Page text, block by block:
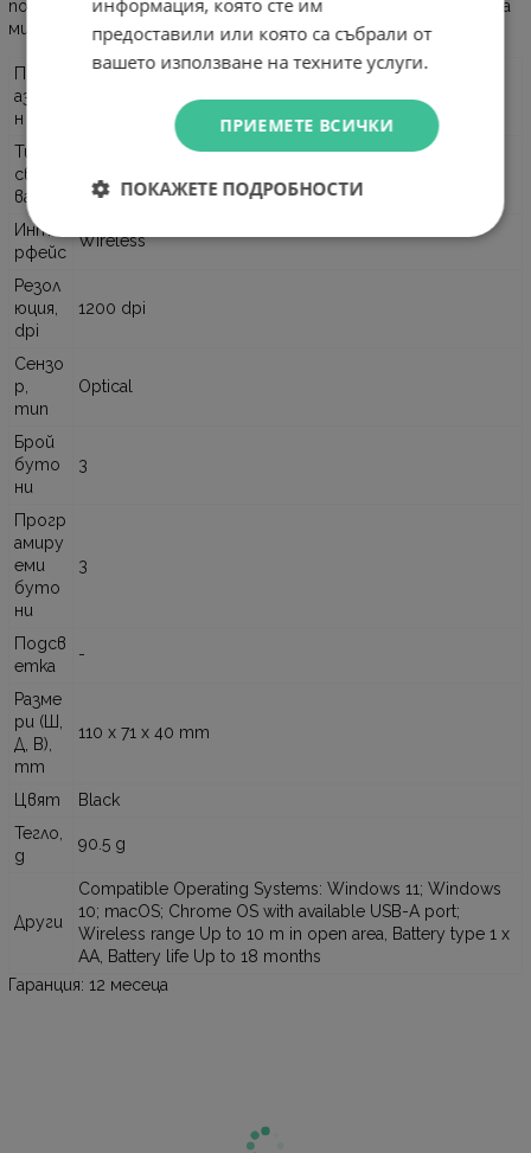
повечето повърхности без необходимост от подложка за
мишка.
Предн
азначе
н за
Тип на
свърз
ване
Инте
рфейс
Wireless
Резол
юция,
dpi
1200 dpi
Сензо
р,
тип
Optical
Брой
буто
ни
3
Прогр
амиру
еми
буто
ни
3
Подсв
етка
-
Разме
ри (Ш,
Д, В),
mm
110 x 71 x 40 mm
Цвят
Black
Тегло,
g
90.5 g
Други
Compatible Operating Systems: Windows 11; Windows
10; macOS; Chrome OS with available USB-A port;
Wireless range Up to 10 m in open area, Battery type 1 x
AA, Battery life Up to 18 months
Гаранция: 12 месеца
информация, която сте им
предоставили или която са събрали от
вашето използване на техните услуги.
ПРИЕМЕТЕ ВСИЧКИ
ПОКАЖЕТЕ ПОДРОБНОСТИ